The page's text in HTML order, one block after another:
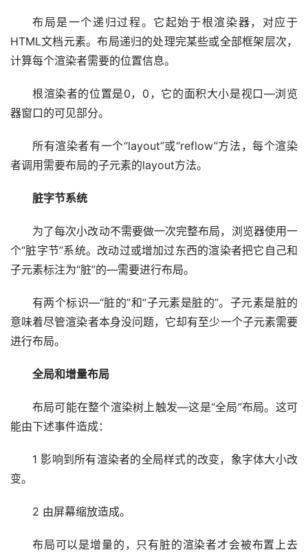
布局是一个递归过程。它起始于根渲染器，对应于
HTML文档元素。布局递归的处理完某些或全部框架层次，
计算每个渲染者需要的位置信息。
根渲染者的位置是0，0，它的面积大小是视口—浏览
器窗口的可见部分。
所有渲染者有一个“layout”或“reflow”方法，每个渲染
者调用需要布局的子元素的layout方法。
脏字节系统
为了每次小改动不需要做一次完整布局，浏览器使用一
个“脏字节”系统。改动过或增加过东西的渲染者把它自己和
子元素标注为“脏”的—需要进行布局。
有两个标识—“脏的”和“子元素是脏的”。子元素是脏的
意味着尽管渲染者本身没问题，它却有至少一个子元素需要
进行布局。
全局和增量布局
布局可能在整个渲染树上触发—这是“全局”布局。这可
能由下述事件造成：
1 影响到所有渲染者的全局样式的改变，象字体大小改
变。
2 由屏幕缩放造成。
布局可以是增量的，只有脏的渲染者才会被布置上去